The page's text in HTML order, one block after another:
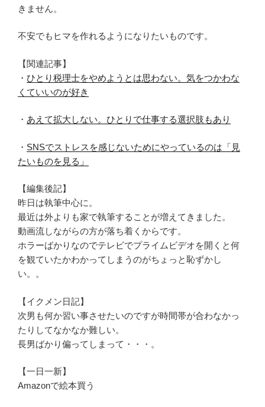
きません。
不安でもヒマを作れるようになりたいものです。
【関連記事】
・ ひとり税理士をやめようとは思わない。気をつかわな
くていいのが好き
・ あえて拡大しない。ひとりで仕事する選択肢もあり
・ SNSでストレスを感じないためにやっているのは「見
たいものを見る」
【編集後記】
昨日は執筆中心に。
最近は外よりも家で執筆することが増えてきました。
動画流しながらの方が落ち着くからです。
ホラーばかりなのでテレビでプライムビデオを開くと何
を観ていたかわかってしまうのがちょっと恥ずかし
い。。
【イクメン日記】
次男も何か習い事させたいのですが時間帯が合わなかっ
たりしてなかなか難しい。
長男ばかり偏ってしまって・・・。
【一日一新】
Amazonで絵本買う